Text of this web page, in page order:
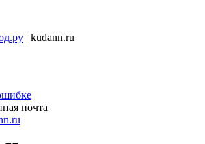
| kudann.ru
почта